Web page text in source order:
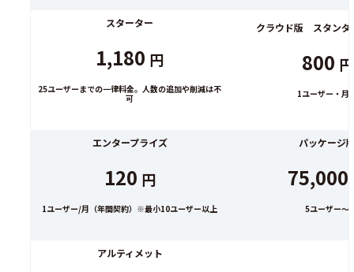
スターター
1,180 円
25ユーザーまでの一律料金。人数の追加や削減は不
可
エンタープライズ
120 円
1ユーザー/月（年間契約）※最小10ユーザー以上
アルティメット
クラウド版 スタンダ
800 円
1ユーザー・月
パッケージ
75,000
5ユーザー～